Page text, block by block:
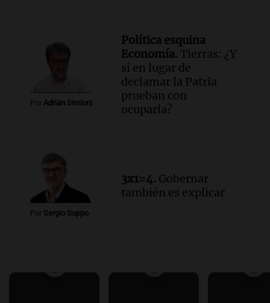
Por Adrián Simioni
Política esquina
Economía. Tierras: ¿Y
si en lugar de
declamar la Patria
prueban con
ocuparla?
Por Sergio Suppo
3x1=4. Gobernar
también es explicar